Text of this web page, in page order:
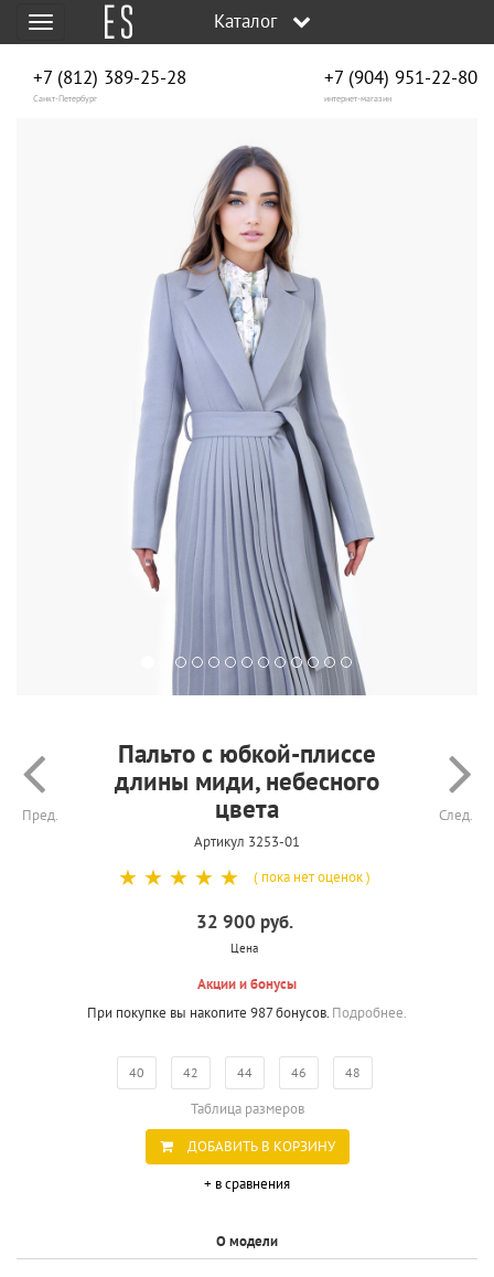
Меню Каталог
+7 (812) 389-25-28
Санкт-Петербург
+7 (904) 951‑22‑80
интернет-магазин
Пред.
Пальто с юбкой-плиссе
длины миди, небесного
цвета
Артикул 3253-01
След.
☆
☆
☆
☆
☆ ( пока нет оценок )
32 900 руб.
Цена
Акции и бонусы
При покупке вы накопите 987 бонусов. Подробнее.
40 42 44 46 48
Таблица размеров
ДОБАВИТЬ В КОРЗИНУ
+ в сравнения
О модели